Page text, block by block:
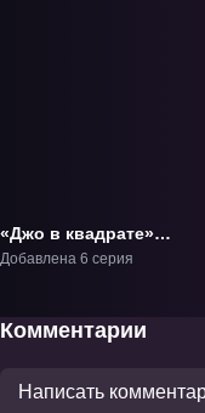
«Джо в квадрате»
ТВ-1
Добавлена 6 серия
Комментарии